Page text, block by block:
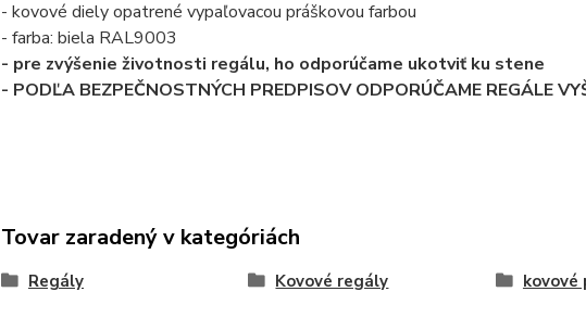
- kovové diely opatrené vypaľovacou práškovou farbou
- farba: biela RAL9003
- pre zvýšenie životnosti regálu, ho odporúčame ukotviť ku stene
- PODĽA BEZPEČNOSTNÝCH PREDPISOV ODPORÚČAME REGÁLE
Tovar zaradený v kategóriách
Regály Kovové regály kovové